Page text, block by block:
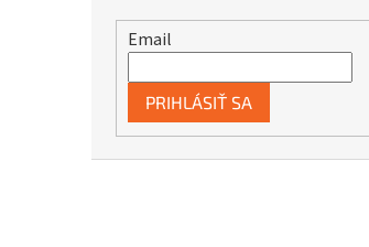
Email
PRIHLÁSIŤ SA